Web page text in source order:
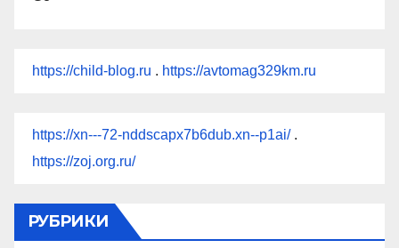
https://child-blog.ru . https://avtomag329km.ru
https://xn---72-nddscapx7b6dub.xn--p1ai/.
https://zoj.org.ru/
РУБРИКИ